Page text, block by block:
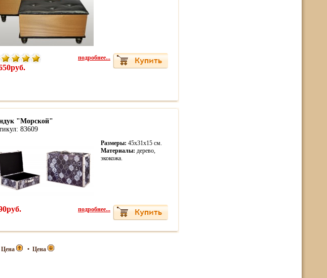
подробнее...
"Морской"
83609
Размеры: 45х31х15 см.
Материалы: дерево,
экокожа.
подробнее...
Цена • Цена